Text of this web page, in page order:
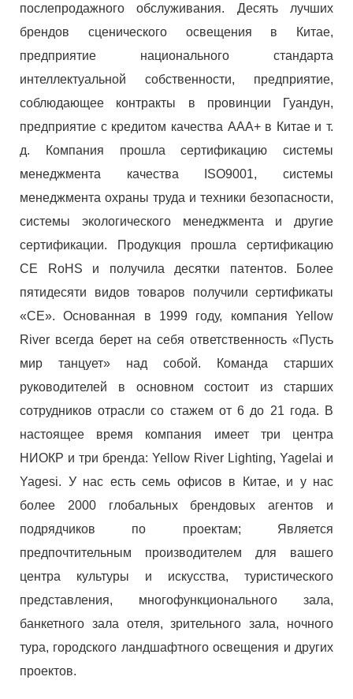
послепродажного обслуживания. Десять лучших
брендов сценического освещения в Китае,
предприятие национального стандарта
интеллектуальной собственности, предприятие,
соблюдающее контракты в провинции Гуандун,
предприятие с кредитом качества AAA+ в Китае и т.
д. Компания прошла сертификацию системы
менеджмента качества ISO9001, системы
менеджмента охраны труда и техники безопасности,
системы экологического менеджмента и другие
сертификации. Продукция прошла сертификацию
CE RoHS и получила десятки патентов. Более
пятидесяти видов товаров получили сертификаты
«CE». Основанная в 1999 году, компания Yellow
River всегда берет на себя ответственность «Пусть
мир танцует» над собой. Команда старших
руководителей в основном состоит из старших
сотрудников отрасли со стажем от 6 до 21 года. В
настоящее время компания имеет три центра
НИОКР и три бренда: Yellow River Lighting, Yagelai и
Yagesi. У нас есть семь офисов в Китае, и у нас
более 2000 глобальных брендовых агентов и
подрядчиков по проектам; Является
предпочтительным производителем для вашего
центра культуры и искусства, туристического
представления, многофункционального зала,
банкетного зала отеля, зрительного зала, ночного
тура, городского ландшафтного освещения и других
проектов.